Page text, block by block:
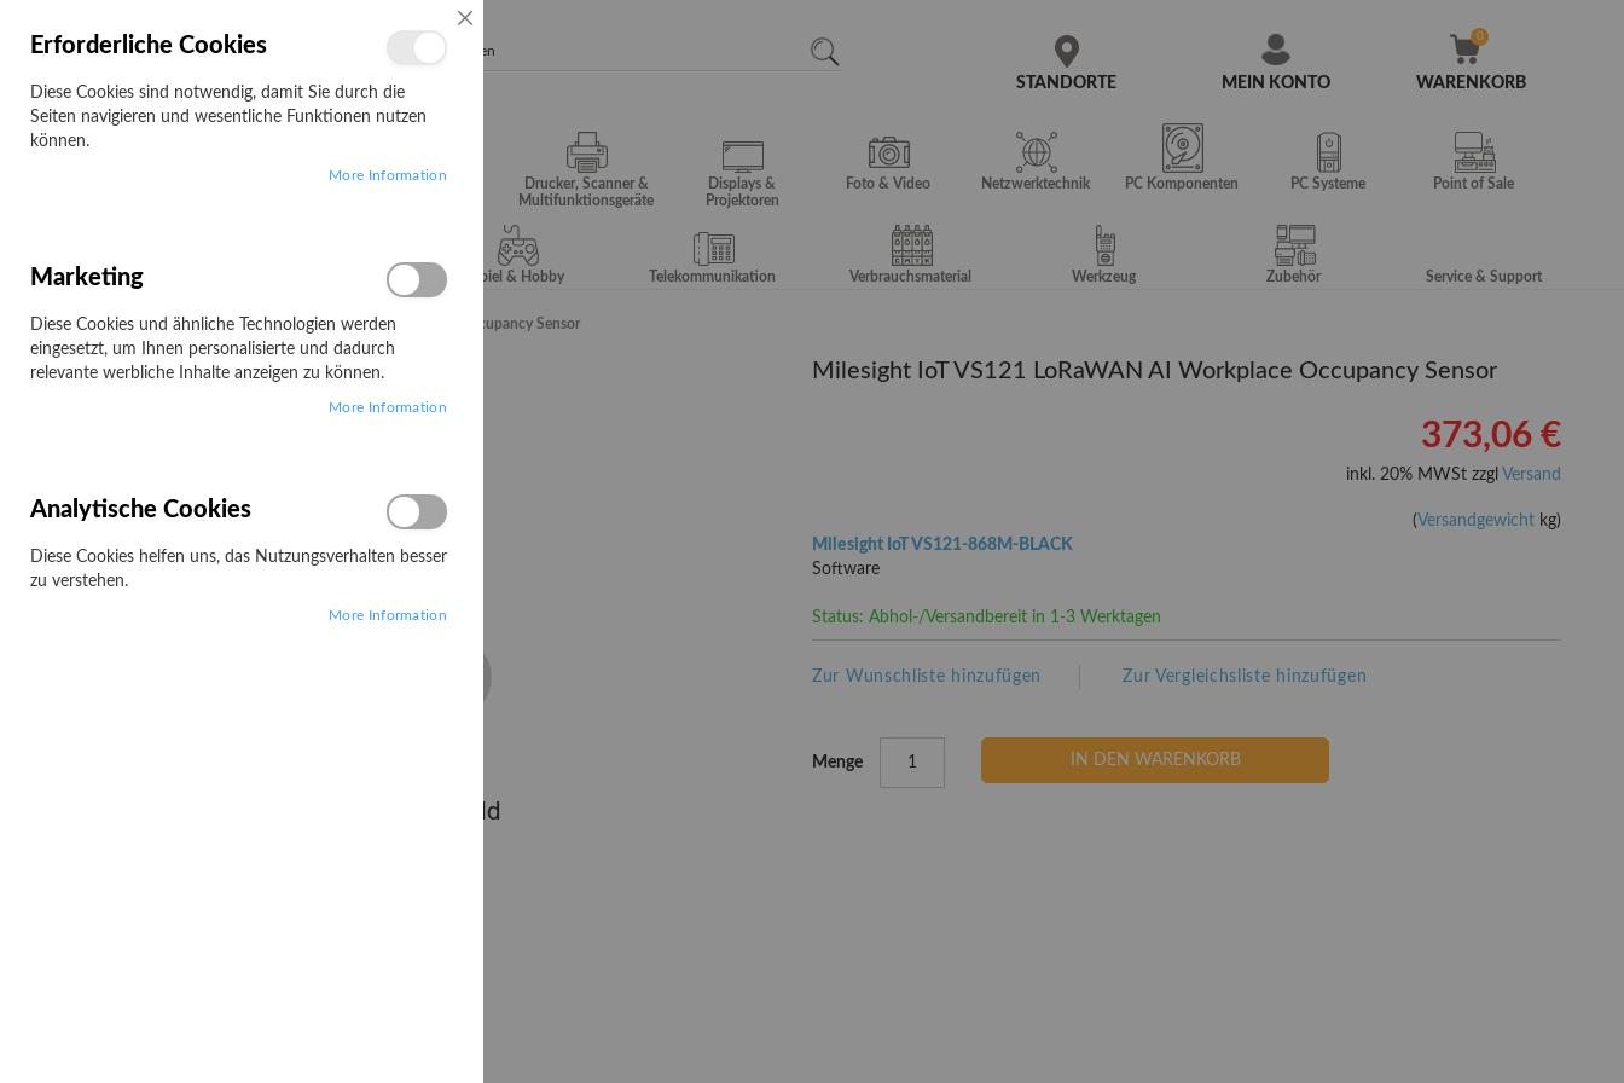
MEIN KONTO
STANDORTE WARENKORB
Campus
Drucker, Scanner &
Multifunktionsgeräte
Displays &
Projektoren
Foto & Video Netzwerktechnik PC Komponenten PC Systeme Point of Sale
Server & Storage Spiel & Hobby Telekommunikation Verbrauchsmaterial Werkzeug Zubehör Service & Support
Startseite Milesight IoT VS121 LoRaWAN AI Workplace Occupancy Sensor
Milesight IoT VS121 LoRaWAN AI Workplace Occupancy Sensor
373,06 €
inkl. 20% MWSt zzgl Versand
(Versandgewicht kg)
Milesight IoT VS121-868M-BLACK
Software
Status: Abhol-/Versandbereit in 1-3 Werktagen
Menge IN DEN WARENKORB
Zur Wunschliste hinzufügen Zur Vergleichsliste hinzufügen
Zum
Erforderliche Cookies
Diese Cookies sind notwendig, damit Sie durch die
Seiten navigieren und wesentliche Funktionen nutzen
können.
More Information
Marketing
Diese Cookies und ähnliche Technologien werden
eingesetzt, um Ihnen personalisierte und dadurch
relevante werbliche Inhalte anzeigen zu können.
More Information
Analytische Cookies
Diese Cookies helfen uns, das Nutzungsverhalten besser
zu verstehen.
More Information